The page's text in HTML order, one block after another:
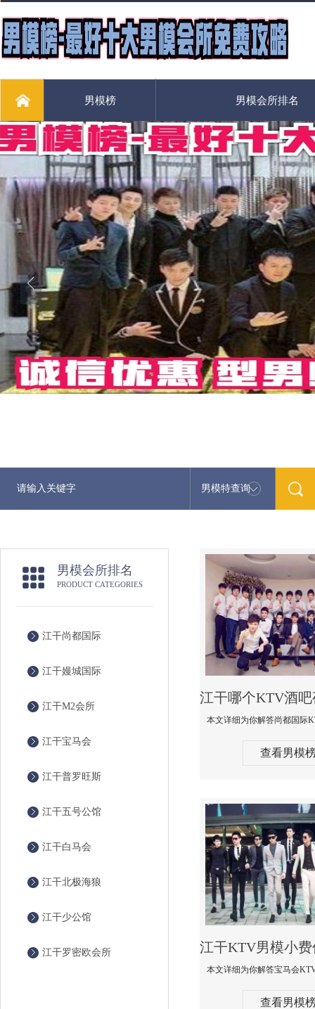
男模榜 男模会所排名
男模特查询
男模会所排名
PRODUCT CATEGORIES
江干尚都国际
江干嫚城国际
江干M2会所
江干宝马会
江干普罗旺斯
江干五号公馆
江干白马会
江干北极海狼
江干少公馆
江干罗密欧会所
查看男模
查看男模